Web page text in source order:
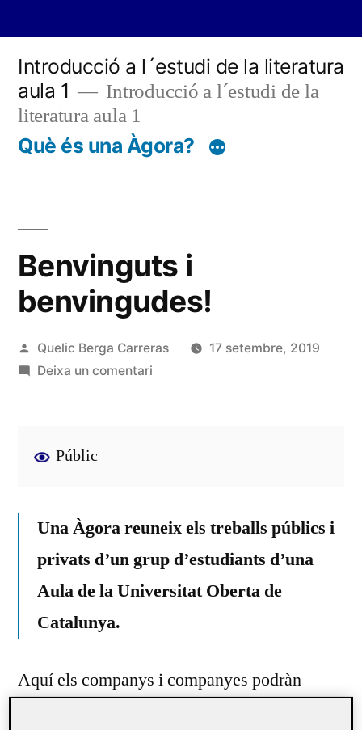
contingut
Introducció a l´estudi de la literatura
aula 1
Introducció a l´estudi de la
literatura aula 1
Què és una Àgora?
Benvinguts i
benvingudes!
Publicat
per
Quelic Berga Carreras
17 setembre, 2019
Deixa un comentaria
Públic
Una Àgora reuneix els treballs públics i
privats d’un grup d’estudiants d’una
Aula de la Universitat Oberta de
Catalunya.
Aquí els companys i companyes podràn